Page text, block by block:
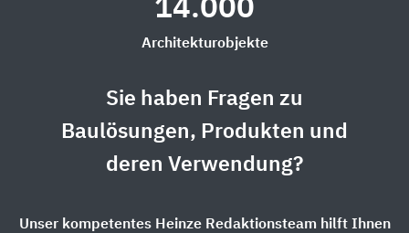
14.000
Architekturobjekte
Sie haben Fragen zu
Baulösungen, Produkten und
deren Verwendung?
Unser kompetentes Heinze Redaktionsteam hilft Ihnen